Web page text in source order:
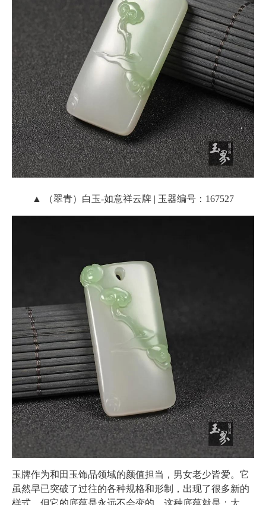
▲ （翠青）白玉-如意祥云牌 | 玉器编号：167527
玉牌作为和田玉饰品领域的颜值担当，男女老少皆爱。它
虽然早已突破了过往的各种规格和形制，出现了很多新的
样式，但它的底蕴是永远不会变的。这种底蕴就是：大